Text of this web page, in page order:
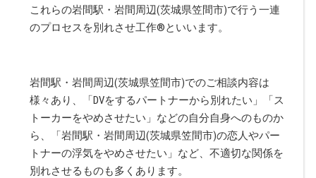
これらの岩間駅・岩間周辺(茨城県笠間市)で行う一連
のプロセスを別れさせ工作®といいます。
岩間駅・岩間周辺(茨城県笠間市)でのご相談内容は
様々あり、「DVをするパートナーから別れたい」「ス
トーカーをやめさせたい」などの自分自身へのものか
ら、「岩間駅・岩間周辺(茨城県笠間市)の恋人やパー
トナーの浮気をやめさせたい」など、不適切な関係を
別れさせるものも多くあります。